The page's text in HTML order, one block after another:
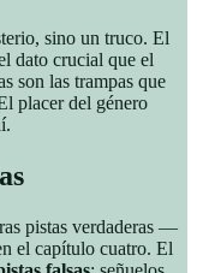
sino un truco. El
dato crucial que el
son las trampas que
placer del género
pistas verdaderas —
el capítulo cuatro. El